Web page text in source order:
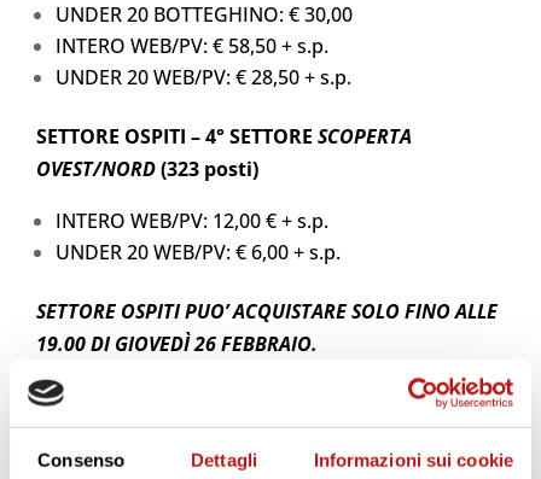
Consenso Dettagli Informazioni sui cookie
UNDER 20 BOTTEGHINO: € 30,00
INTERO WEB/PV: € 58,50 + s.p.
UNDER 20 WEB/PV: € 28,50 + s.p.
SETTORE OSPITI – 4° SETTORE SCOPERTA
OVEST/NORD(323 posti)
INTERO WEB/PV: 12,00 € + s.p.
UNDER 20 WEB/PV: € 6,00 + s.p.
SETTORE OSPITI PUO’ ACQUISTARE SOLO FINO ALLE
19.00 DI GIOVEDÌ 26 FEBBRAIO.
*Ridotto U20 si considerano i nati successivamente al
01/12/2005.